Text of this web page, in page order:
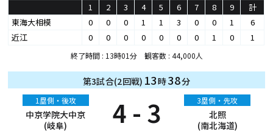
1 2 3 4 5 6 7 8 9
計
東海大相模
0 0 0 1 1 3 0 0 1
6
近江
0 0 0 0 0 0 0 1 0 1
終了時間 : 13時01分 観客数 : 44,000人
第3試合(2回戦) 13時38分
1塁側・後攻
中京学院大中京
(岐阜)
4 - 3 3塁側・先攻
北照
(南北海道)